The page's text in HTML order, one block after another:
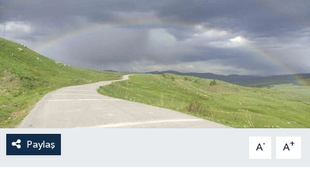
Paylaş A- A+